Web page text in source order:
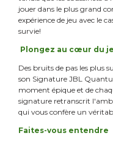
jouer dans le plus grand
expérience de jeu avec le
survie!
Plongez au cœur du
Des bruits de pas les plus
son Signature JBL
moment épique et de
signature retranscrit
qui vous confère un
Faites-vous entendre